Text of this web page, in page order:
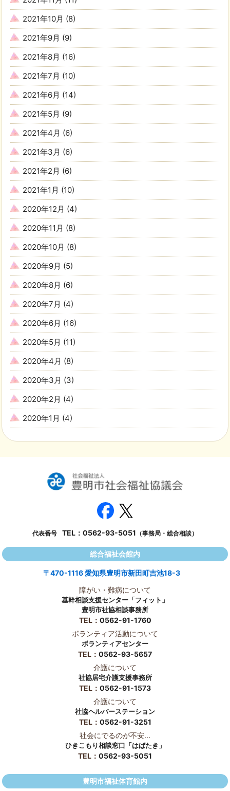
2021年10月 (8)
2021年9月 (9)
2021年8月 (16)
2021年7月 (10)
2021年6月 (14)
2021年5月 (9)
2021年4月 (6)
2021年3月 (6)
2021年2月 (6)
2021年1月 (10)
2020年12月 (4)
2020年11月 (8)
2020年10月 (8)
2020年9月 (5)
2020年8月 (6)
2020年7月 (4)
2020年6月 (16)
2020年5月 (11)
2020年4月 (8)
2020年3月 (3)
2020年2月 (4)
2020年1月 (4)
代表番号 TEL： 0562-93-5051 （事務局・総合相談）
総合福祉会館内
〒470-1116 愛知県豊明市新田町吉池18-3
障がい・難病について
基幹相談支援センター「フィット」
豊明市社協相談事務所
TEL： 0562-91-1760
ボランティア活動について
ボランティアセンター
TEL： 0562-93-5657
介護について
社協居宅介護支援事務所
TEL： 0562-91-1573
介護について
社協ヘルパーステーション
TEL： 0562-91-3251
社会にでるのが不安...
ひきこもり相談窓口「はばたき」
TEL： 0562-93-5051
豊明市福祉体育館内